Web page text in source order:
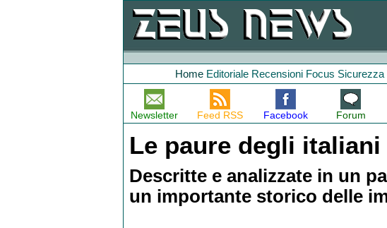
Home Editoriale Recensioni Focus Sicurezza
Newsletter Feed RSS Facebook Forum
Le paure degli italiani
Descritte e analizzate in un
un importante storico delle